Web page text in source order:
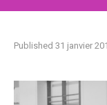
Published 31 janvier